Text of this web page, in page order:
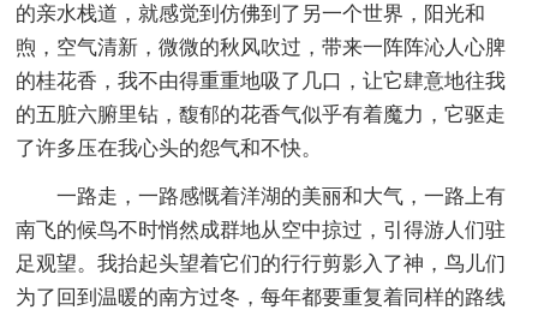
的亲水栈道，就感觉到仿佛到了另一个世界，阳光和
煦，空气清新，微微的秋风吹过，带来一阵阵沁人心脾
的桂花香，我不由得重重地吸了几口，让它肆意地往我
的五脏六腑里钻，馥郁的花香气似乎有着魔力，它驱走
了许多压在我心头的怨气和不快。
一路走，一路感慨着洋湖的美丽和大气，一路上有
南飞的候鸟不时悄然成群地从空中掠过，引得游人们驻
足观望。我抬起头望着它们的行行剪影入了神，鸟儿们
为了回到温暖的南方过冬，每年都要重复着同样的路线